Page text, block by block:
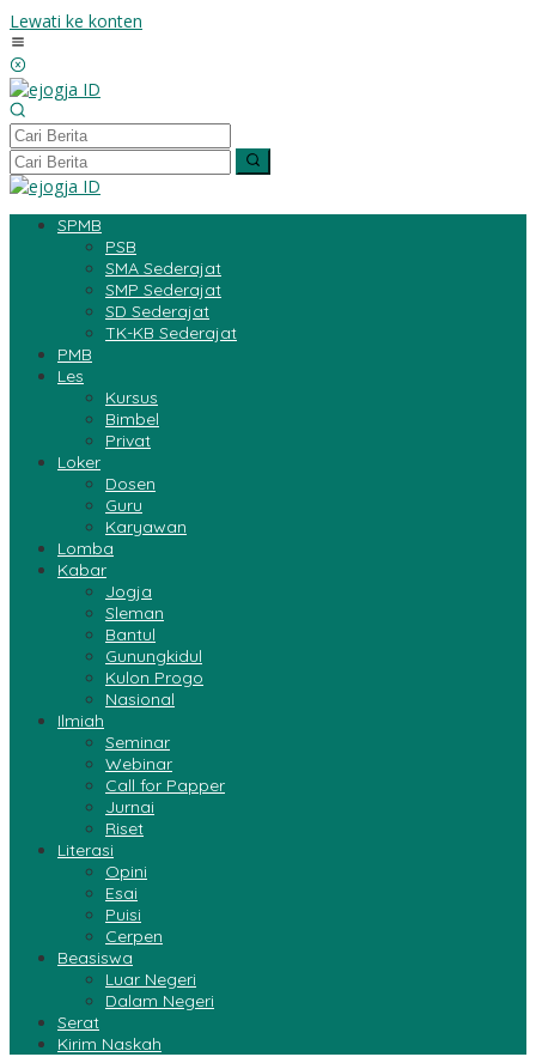
Lewati ke konten
SPMB
PSB
SMA Sederajat
SMP Sederajat
SD Sederajat
TK-KB Sederajat
PMB
Les
Kursus
Bimbel
Privat
Loker
Dosen
Guru
Karyawan
Lomba
Kabar
Jogja
Sleman
Bantul
Gunungkidul
Kulon Progo
Nasional
Ilmiah
Seminar
Webinar
Call for Papper
Jurnai
Riset
Literasi
Opini
Esai
Puisi
Cerpen
Beasiswa
Luar Negeri
Dalam Negeri
Serat
Kirim Naskah